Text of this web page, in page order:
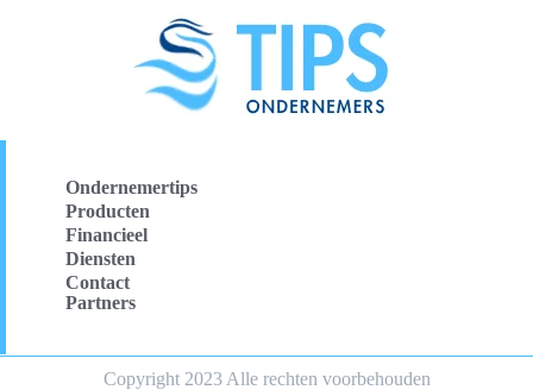
Ondernemertips
Producten
Financieel
Diensten
Contact
Partners
Copyright 2023 Alle rechten voorbehouden